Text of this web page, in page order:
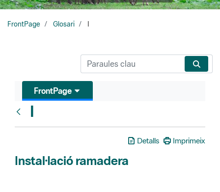
FrontPage Glosari
FrontPage
I
Detalls Imprimeix
Instal·lació ramadera